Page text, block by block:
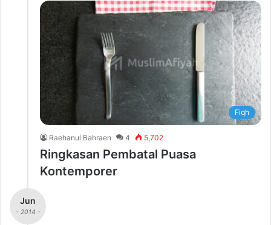
Fiqh
Raehanul Bahraen 4 5,702
Ringkasan Pembatal Puasa
Kontemporer
Jun
- 2014 -